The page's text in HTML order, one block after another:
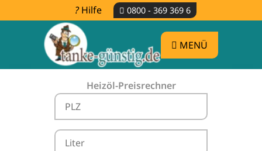
Hilfe 0800 - 369 369 6
MENÜ
Heizöl-Preisrechner
Heizölpreise Eggenstein-Leopoldshafen -
vergleichen & günstig tanken